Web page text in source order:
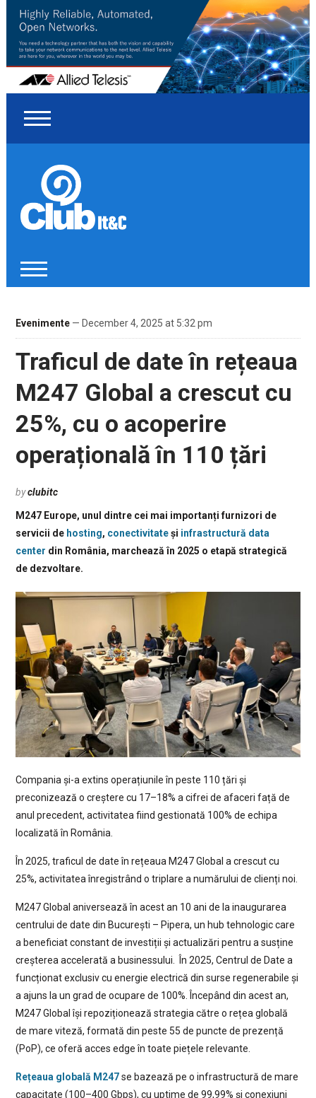
Evenimente— December 4, 2025 at 5:32 pm
Traficul de date în rețeaua
M247 Global a crescut cu
25%, cu o acoperire
operațională în 110 țări
byclubitc
M247 Europe, unul dintre cei mai importanți furnizori de
servicii de hosting, conectivitateși infrastructură data
center din România, marchează în 2025 o etapă strategică
de dezvoltare.
Compania și-a extins operațiunile în peste 110 țări și
preconizează o creștere cu 17–18% a cifrei de afaceri față de
anul precedent, activitatea fiind gestionată 100% de echipa
localizată în România.
În 2025, traficul de date în rețeaua M247 Global a crescut cu
25%, activitatea înregistrând o triplare a numărului de clienți noi.
M247 Global aniversează în acest an 10 ani de la inaugurarea
centrului de date din București – Pipera, un hub tehnologic care
a beneficiat constant de investiții și actualizări pentru a susține
creșterea accelerată a businessului. În 2025, Centrul de Date a
funcționat exclusiv cu energie electrică din surse regenerabile și
a ajuns la un grad de ocupare de 100%. Începând din acest an,
M247 Global își repoziționează strategia către o rețea globală
de mare viteză, formată din peste 55 de puncte de prezență
(PoP), ce oferă acces edge în toate piețele relevante.
Rețeaua globală M247se bazează pe o infrastructură de mare
capacitate (100–400 Gbps), cu uptime de 99,99% și conexiuni